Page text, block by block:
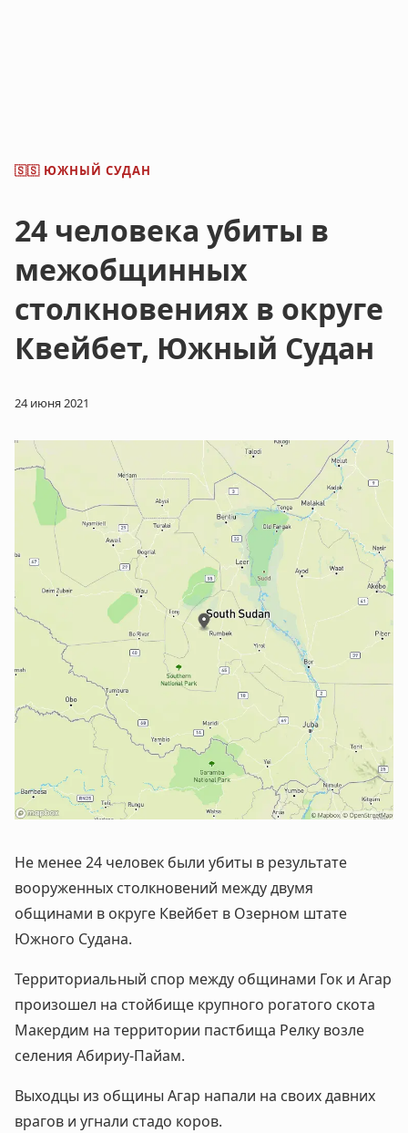
🇸🇸 ЮЖНЫЙ СУДАН
24 человека убиты в
межобщинных
столкновениях в округе
Квейбет, Южный Судан
24 июня 2021
Не менее 24 человек были убиты в результате
вооруженных столкновений между двумя
общинами в округе Квейбет в Озерном штате
Южного Судана.
Территориальный спор между общинами Гок и Агар
произошел на стойбище крупного рогатого скота
Макердим на территории пастбища Релку возле
селения Абириу-Пайам.
Выходцы из общины Агар напали на своих давних
врагов и угнали стадо коров.